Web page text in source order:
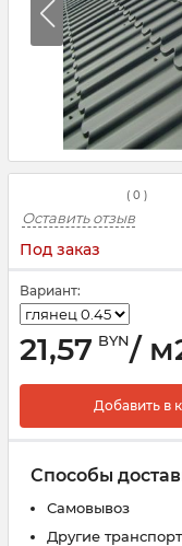
( 0 )
Оставить отзыв
Под заказ
Вариант:
21,57 BYN/
Добавить в
Способы
Самовывоз
Другие